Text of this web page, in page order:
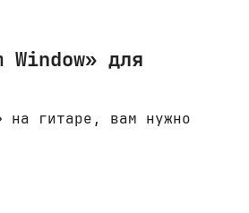
для
на гитаре, вам нужно